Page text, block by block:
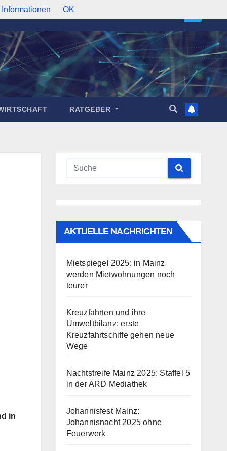
RATGEBER
in
AKTUELLE NACHRICHTEN
Mietspiegel 2025: in Mainz
werden Mietwohnungen noch
teurer
Kreuzfahrten und ihre
Umweltbilanz: erste
Kreuzfahrtschiffe gehen neue
Wege
Nachtstreife Mainz 2025: Staffel 5
in der ARD Mediathek
Johannisfest Mainz:
Johannisnacht 2025 ohne
Feuerwerk
OK